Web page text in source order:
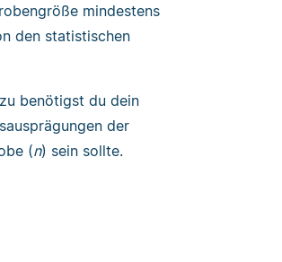
mindestens
den statistischen
benötigst du dein
der
(n) sein sollte.